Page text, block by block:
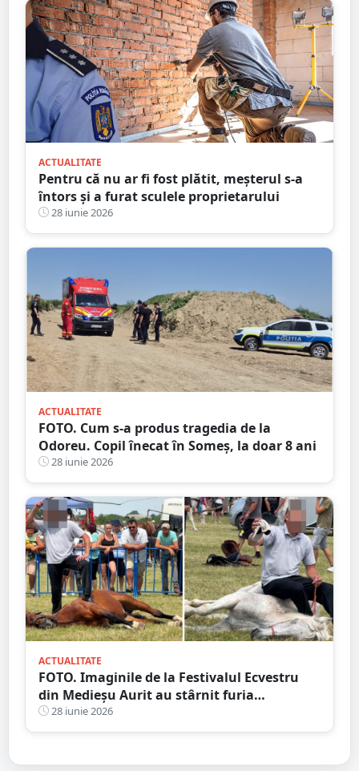
ACTUALITATE
Pentru că nu ar fi fost plătit, meșterul s-a
întors și a furat sculele proprietarului
28 iunie 2026
ACTUALITATE
FOTO. Cum s-a produs tragedia de la
Odoreu. Copil înecat în Someș, la doar 8 ani
28 iunie 2026
ACTUALITATE
FOTO. Imaginile de la Festivalul Ecvestru
din Medieșu Aurit au stârnit furia
iubitorilor de animale. Proprietarii, acuzați
că au ales să își umilească propriii cai
28 iunie 2026